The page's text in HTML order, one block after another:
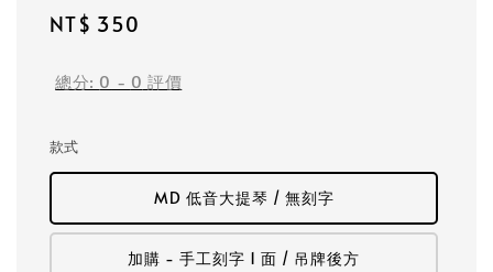
Regular
NT$ 350
總分: 0 - 0 評價
款式
MD 低音大提琴 / 無刻字
加購 - 手工刻字 1 面 / 吊牌後方